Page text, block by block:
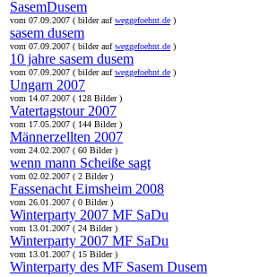
SasemDusem
vom 07.09.2007 ( bilder aufweggefoehnt.de )
sasem dusem
vom 07.09.2007 ( bilder aufweggefoehnt.de )
10 jahre sasem dusem
vom 07.09.2007 ( bilder aufweggefoehnt.de )
Ungarn 2007
vom 14.07.2007 ( 128 Bilder )
Vatertagstour 2007
vom 17.05.2007 ( 144 Bilder )
Männerzellten 2007
vom 24.02.2007 ( 60 Bilder )
wenn mann Scheiße sagt
vom 02.02.2007 ( 2 Bilder )
Fassenacht Eimsheim 2008
vom 26.01.2007 ( 0 Bilder )
Winterparty 2007 MF SaDu
vom 13.01.2007 ( 24 Bilder )
Winterparty 2007 MF SaDu
vom 13.01.2007 ( 15 Bilder )
Winterparty des MF Sasem Dusem